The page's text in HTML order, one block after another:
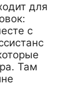
для
с
Там